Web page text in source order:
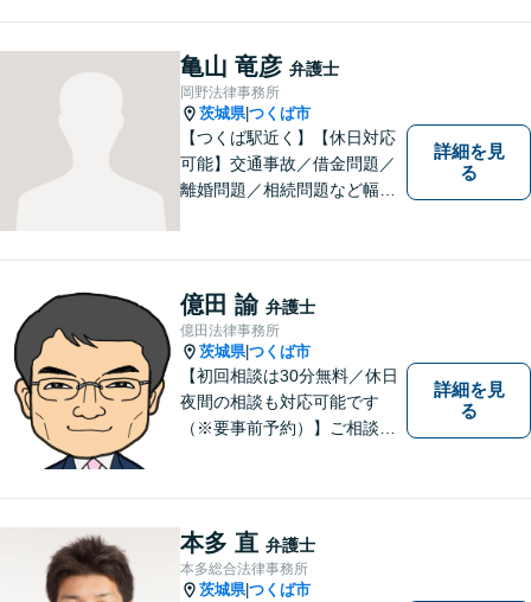
亀山 竜彦 弁護士
岡野法律事務所
茨城県|つくば市
【つくば駅近く】【休日対応
可能】交通事故／借金問題／
離婚問題／相続問題など幅広
み、考え、依頼者様の希望を
実現するために精一杯努力い
たします。お気軽にご相談く
ださい。
詳細を見
る
億田 諭 弁護士
億田法律事務所
茨城県|つくば市
【初回相談は30分無料／休日
夜間の相談も対応可能です
（※要事前予約）】ご相談、
スを心がけています。お気軽
にお問合せください。
詳細を見
る
本多 直 弁護士
本多総合法律事務所
茨城県|つくば市